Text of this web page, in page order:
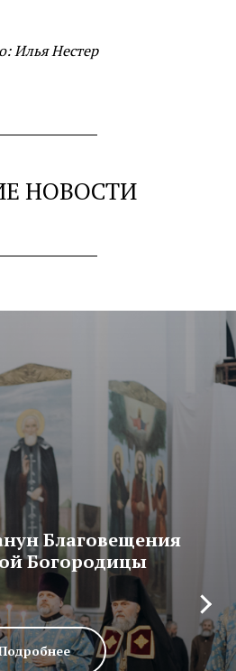
Илья Нестер
НОВОСТИ
Благовещения
Богородицы